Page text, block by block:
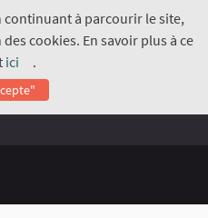
continuant à parcourir le site,
cookies. En savoir plus à ce
ici
(Lien externe)
.